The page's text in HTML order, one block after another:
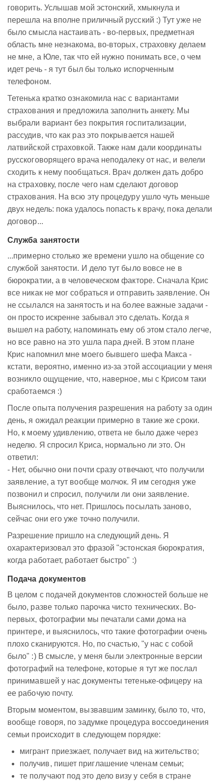
говорить. Услышав мой эстонский, хмыкнула и
перешла на вполне приличный русский :) Тут уже не
было смысла настаивать - во-первых, предметная
область мне незнакома, во-вторых, страховку делаем
не мне, а Юле, так что ей нужно понимать все, о чем
идет речь - я тут был бы только испорченным
телефоном.
Тетенька кратко ознакомила нас с вариантами
страхования и предложила заполнить анкету. Мы
выбрали вариант без покрытия госпитализации,
рассудив, что как раз это покрывается нашей
латвийской страховкой. Также нам дали координаты
русскоговорящего врача неподалеку от нас, и велели
сходить к нему пообщаться. Врач должен дать добро
на страховку, после чего нам сделают договор
страхования. На всю эту процедуру ушло чуть меньше
двух недель: пока удалось попасть к врачу, пока делали
договор...
Служба занятости
...примерно столько же времени ушло на общение со
службой занятости. И дело тут было вовсе не в
бюрократии, а в человеческом факторе. Сначала Крис
все никак не мог собраться и отправить заявление. Он
не ссылался на занятость и на более важные задачи -
он просто искренне забывал это сделать. Когда я
вышел на работу, напоминать ему об этом стало легче,
но все равно на это ушла пара дней. В этом плане
Крис напомнил мне моего бывшего шефа Макса -
кстати, вероятно, именно из-за этой ассоциации у меня
возникло ощущение, что, наверное, мы с Крисом таки
сработаемся :)
После опыта получения разрешения на работу за один
день, я ожидал реакции примерно в такие же сроки.
Но, к моему удивлению, ответа не было даже через
неделю. Я спросил Криса, нормально ли это. Он
ответил:
- Нет, обычно они почти сразу отвечают, что получили
заявление, а тут вообще молчок. Я им сегодня уже
позвонил и спросил, получили ли они заявление.
Выяснилось, что нет. Пришлось посылать заново,
сейчас они его уже точно получили.
Разрешение пришло на следующий день. Я
охарактеризовал это фразой "эстонская бюрократия,
когда работает, работает быстро" :)
Подача документов
В целом с подачей документов сложностей больше не
было, разве только парочка чисто технических. Во-
первых, фотографии мы печатали сами дома на
принтере, и выяснилось, что такие фотографии очень
плохо сканируются. Но, по счастью, "у нас с собой
было" :) В смысле, у меня были электронные версии
фотографий на телефоне, которые я тут же послал
принимавшей у нас документы тетеньке-офицеру на
ее рабочую почту.
Вторым моментом, вызвавшим заминку, было то, что,
вообще говоря, по задумке процедура воссоединения
семьи происходит в следующем порядке:
мигрант приезжает, получает вид на жительство;
получив, пишет приглашение членам семьи;
те получают под это дело визу у себя в стране